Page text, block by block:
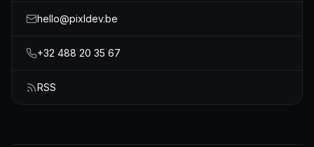
hello@pixldev.be
+32 488 20 35 67
RSS